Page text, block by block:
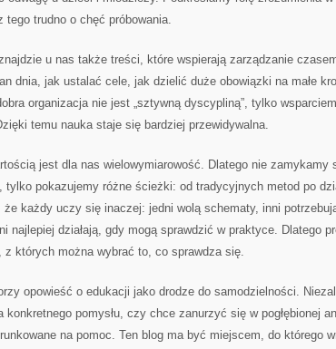
tego trudno o chęć próbowania.
u nas także treści, które wspierają zarządzanie
dnia, jak ustalać cele, jak dzielić duże obowiązki na małe
organizacja nie jest „sztywną dyscypliną”, tylko
temu nauka staje się bardziej przewidywalna.
jest dla nas wielowymiarowość. Dlatego nie zamykamy
tylko pokazujemy różne ścieżki: od tradycyjnych metod po
że każdy uczy się inaczej: jedni wolą schematy, inni
najlepiej działają, gdy mogą sprawdzić w praktyce. Dlatego
z których można wybrać to, co sprawdza się.
opowieść o edukacji jako drodze do samodzielności.
konkretnego pomysłu, czy chce zanurzyć się w pogłębionej
na pomoc. Ten blog ma być miejscem, do którego